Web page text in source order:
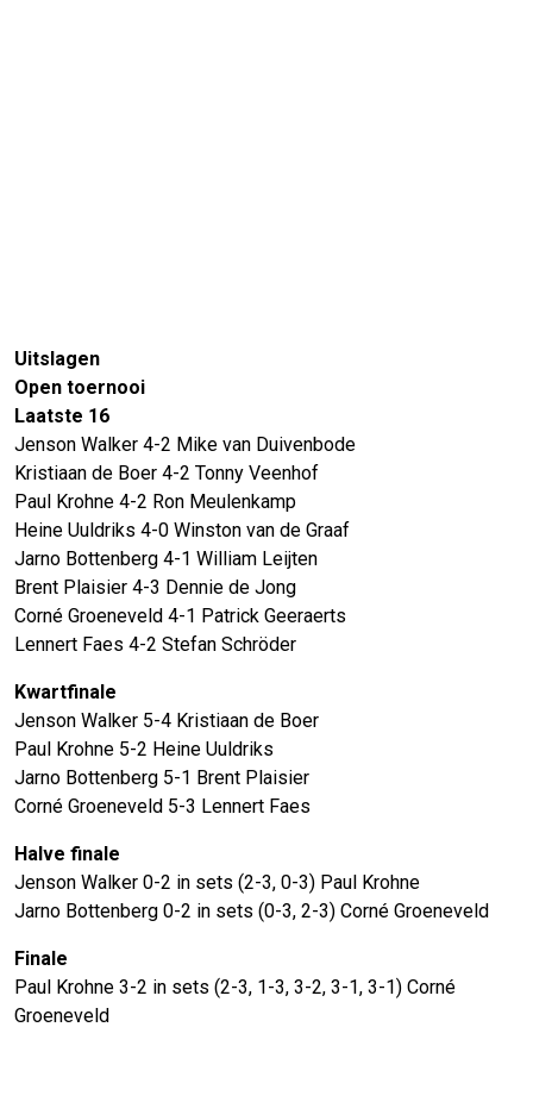
Uitslagen
Open toernooi
Laatste 16
Jenson Walker 4-2 Mike van Duivenbode
Kristiaan de Boer 4-2 Tonny Veenhof
Paul Krohne 4-2 Ron Meulenkamp
Heine Uuldriks 4-0 Winston van de Graaf
Jarno Bottenberg 4-1 William Leijten
Brent Plaisier 4-3 Dennie de Jong
Corné Groeneveld 4-1 Patrick Geeraerts
Lennert Faes 4-2 Stefan Schröder
Kwartfinale
Jenson Walker 5-4 Kristiaan de Boer
Paul Krohne 5-2 Heine Uuldriks
Jarno Bottenberg 5-1 Brent Plaisier
Corné Groeneveld 5-3 Lennert Faes
Halve finale
Jenson Walker 0-2 in sets (2-3, 0-3) Paul Krohne
Jarno Bottenberg 0-2 in sets (0-3, 2-3) Corné Groeneveld
Finale
Paul Krohne 3-2 in sets (2-3, 1-3, 3-2, 3-1, 3-1) Corné
Groeneveld